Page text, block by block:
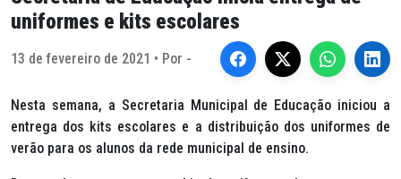
uniformes e kits escolares
13 de fevereiro de 2021 • Por -
Nesta semana, a Secretaria Municipal de Educação iniciou a
entrega dos kits escolares e a distribuição dos uniformes de
verão para os alunos da rede municipal de ensino.